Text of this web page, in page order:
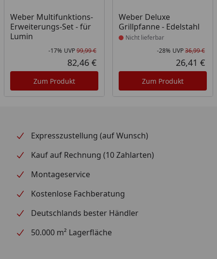
Weber Multifunktions-
Erweiterungs-Set - für
Lumin
Rabatt in Prozent
-17%
Ursprünglicher Preis
UVP99,99 €
Aktueller Preis
82,46 €
Zum Produkt
Weber Deluxe
Grillpfanne - Edelstahl
Produkt nicht lieferbar
Nicht lieferbar
-28% UVP36,99 €
26,41 €
Zum Produkt
Expresszustellung (auf Wunsch)
Kauf auf Rechnung (10 Zahlarten)
Montageservice
Kostenlose Fachberatung
Deutschlands bester Händler
50.000 m² Lagerfläche